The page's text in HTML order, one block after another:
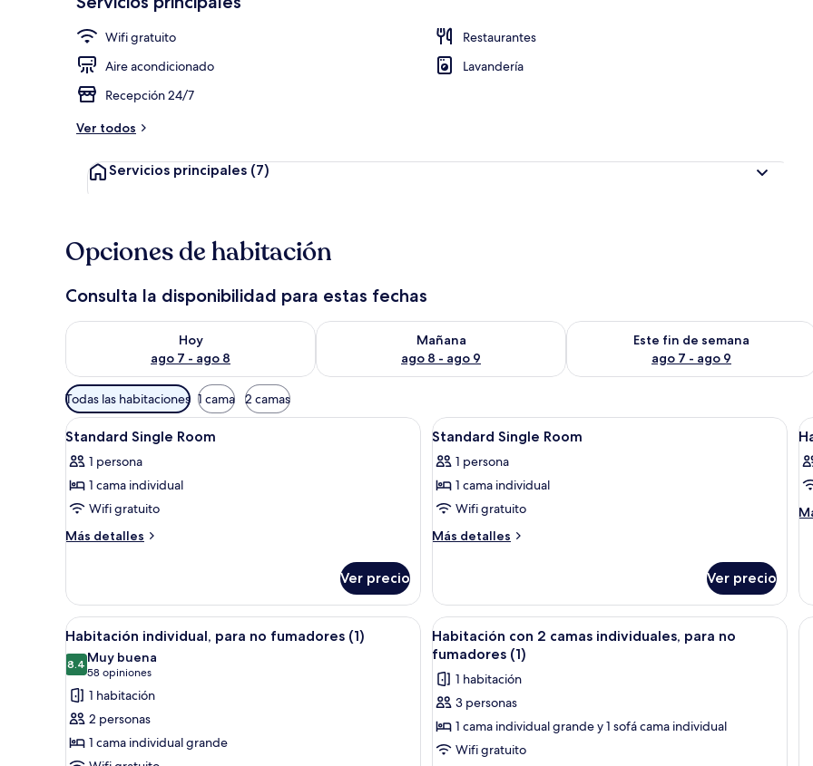
Wifi gratuito
Restaurantes
Aire acondicionado
Lavandería
Recepción 24/7
Ver todos
Servicios principales (7)
Opciones de habitación
Consulta la disponibilidad para estas fechas
Hoy
ago 7 - ago 8
Consulta la disponibilidad para hoy ago 7 - ago 8
Mañana
ago 8 - ago 9
Consulta la disponibilidad para mañana ago 8 - ago 9
Este fin de semana
ago 7 - ago 9
Consulta la disponibilidad para este
Filtros
disponibles
para
habitaciones
Todas las habitaciones 1 cama 2 camas
Abrir
todas
las
fotos
de
Standard
Una habitación de hotel con cama, sofá, escritorio con teléfono, televisión y cortinas.
1
Standard Single Room
1 persona
1 cama individual
Wifi gratuito
Más detalles
Más
Single
Room
Ver precio
Abrir
todas
las
fotos
de
Standard
Una habitación de hotel con cama,
1
Standard Single Room
1 persona
1 cama individual
Wifi gratuito
Más detalles
Más
Single
Room
Ver precio
Abrir
todas
las
fotos
de
Habitación
individual,
Habitación de hotel con cama, sofá, televisión y escritorio con teléfono y lámpara.
2
Habitación individual, para no fumadores (1)
8.48.4 de 10
Muy buena
58 opiniones
(58
opiniones)
1 habitación
2 personas
1 cama individual grande
Abrir
todas
las
fotos
de
Habitación
con
Una habitación de hotel con dos
2
Habitación con 2 camas individuales, para no
fumadores (1)
1 habitación
3 personas
1 cama individual grande y 1 sofá cama individual
Wifi gratuito